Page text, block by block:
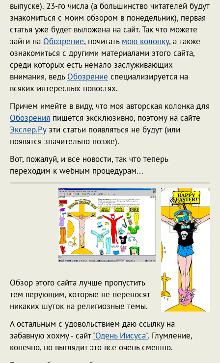
выпуске). 23-го числа (а большинство читателей будут
знакомиться с моим обзором в понедельник), первая
статья уже будет выложена на сайт. Так что можете
зайти на Обозрение, почитать мою колонку, а также
ознакомиться с другими материалами этого сайта,
среди которых есть немало заслуживающих
внимания, ведь Обозрение специализируется на
всяких интересных новостях.
Причем имейте в виду, что моя авторская колонка для
Обозрения пишется эксклюзивно, поэтому на сайте
Экслер.Руэти статьи появляться не будут (или
появятся значительно позже).
Вот, пожалуй, и все новости, так что теперь
переходим к webным процедурам...
Обзор этого сайта лучше пропустить
тем верующим, которые не переносят
никаких шуток на религиозные темы.
А остальным с удовольствием даю ссылку на
забавную хохму - сайт"Одень Иисуса". Глумление,
конечно, но выглядит это все очень смешно.